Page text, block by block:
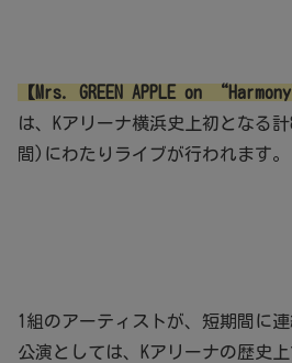
【Mrs. GREEN APPLE on
は、Kアリーナ横浜史上初となる
間)にわたりライブが行われます。
1組のアーティストが、短期間に
公演としては、Kアリーナの歴史